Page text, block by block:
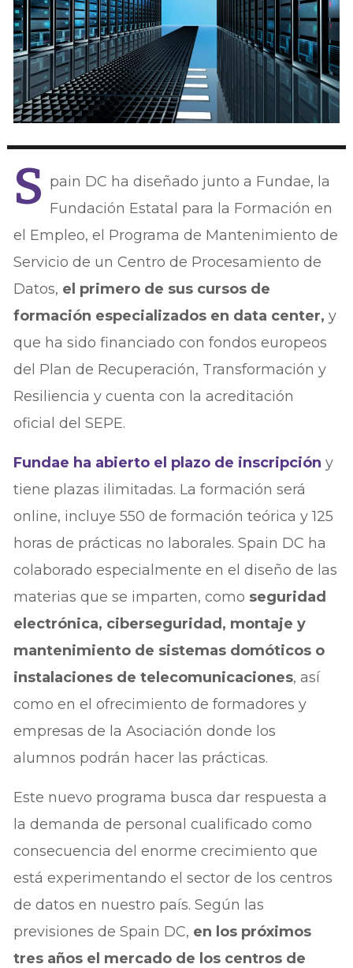
S pain DC ha diseñado junto a Fundae, la
Fundación Estatal para la Formación en
el Empleo, el Programa de Mantenimiento de
Servicio de un Centro de Procesamiento de
Datos, el primero de sus cursos de
formación especializados en data center, y
que ha sido financiado con fondos europeos
del Plan de Recuperación, Transformación y
Resiliencia y cuenta con la acreditación
oficial del SEPE.
Fundae ha abierto el plazo de inscripción y
tiene plazas ilimitadas. La formación será
online, incluye 550 de formación teórica y 125
horas de prácticas no laborales. Spain DC ha
colaborado especialmente en el diseño de las
materias que se imparten, como seguridad
electrónica, ciberseguridad, montaje y
mantenimiento de sistemas domóticos o
instalaciones de telecomunicaciones, así
como en el ofrecimiento de formadores y
empresas de la Asociación donde los
alumnos podrán hacer las prácticas.
Este nuevo programa busca dar respuesta a
la demanda de personal cualificado como
consecuencia del enorme crecimiento que
está experimentando el sector de los centros
de datos en nuestro país. Según las
previsiones de Spain DC, en los próximos
tres años el mercado de los centros de